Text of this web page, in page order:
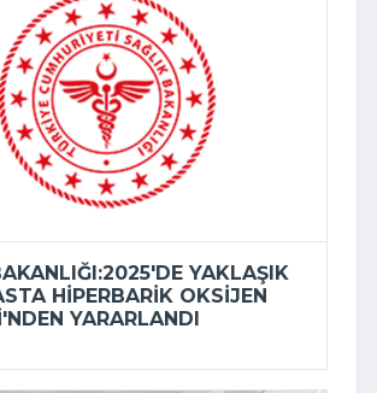
YAKLAŞIK
HIPERBARIK OKSIJEN
YARARLANDI